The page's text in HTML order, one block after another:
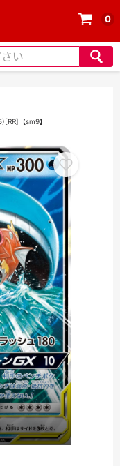
0
【sm9】